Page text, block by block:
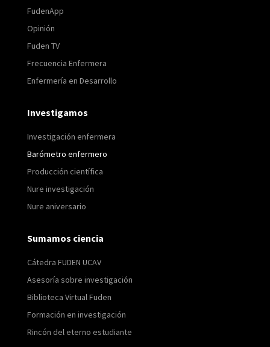
FudenApp
Opinión
Fuden TV
Frecuencia Enfermera
Enfermería en Desarrollo
Investigamos
Investigación enfermera
Barómetro enfermero
Producción científica
Nure investigación
Nure aniversario
Sumamos ciencia
Cátedra FUDEN UCAV
Asesoría sobre investigación
Biblioteca Virtual Fuden
Formación en investigación
Rincón del eterno estudiante